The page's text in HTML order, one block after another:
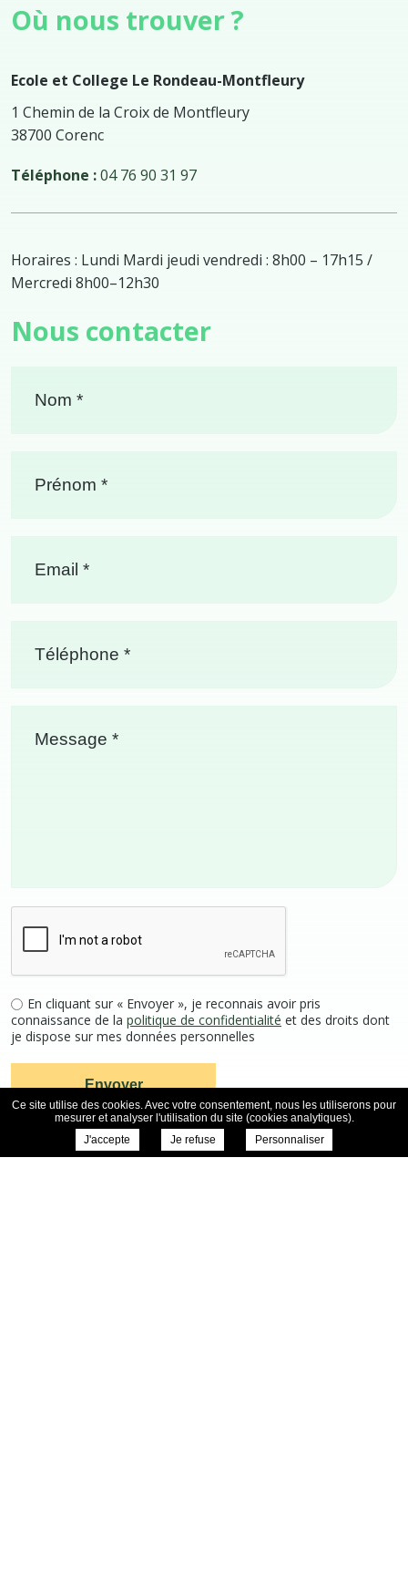
Où nous trouver ?
Ecole et College Le Rondeau-Montfleury
1 Chemin de la Croix de Montfleury
38700 Corenc
Téléphone :04 76 90 31 97
Horaires : Lundi Mardi jeudi vendredi : 8h00 – 17h15 /
Mercredi 8h00–12h30
Nous contacter
En cliquant sur « Envoyer », je reconnais avoir pris
connaissance de la politique de confidentialité et des droits dont
je dispose sur mes données personnelles
Champs obligatoires
Ce site utilise des cookies. Avec votre consentement, nous les utiliserons pour
mesurer et analyser l'utilisation du site (cookies analytiques).
J'accepte
Je refuse Personnaliser